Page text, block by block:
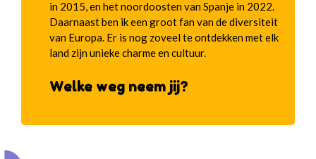
in 2015, en het noordoosten van Spanje in 2022.
Daarnaast ben ik een groot fan van de diversiteit
van Europa. Er is nog zoveel te ontdekken met elk
land zijn unieke charme en cultuur.
Welke weg neem jij?